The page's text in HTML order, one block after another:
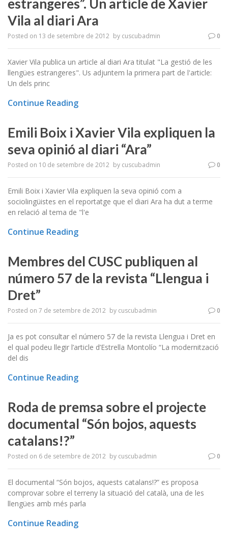
estrangeres”. Un article de Xavier
Vila al diari Ara
Posted on 13 de setembre de 2012 by cuscubadmin 0
Xavier Vila publica un article al diari Ara titulat "La gestió de les
llengües estrangeres". Us adjuntem la primera part de l'article:
Un dels princ
Continue Reading
Emili Boix i Xavier Vila expliquen la
seva opinió al diari “Ara”
Posted on 10 de setembre de 2012 by cuscubadmin 0
Emili Boix i Xavier Vila expliquen la seva opinió com a
sociolingüistes en el reportatge que el diari Ara ha dut a terme
en relació al tema de "l'e
Continue Reading
Membres del CUSC publiquen al
número 57 de la revista “Llengua i
Dret”
Posted on 7 de setembre de 2012 by cuscubadmin 0
Ja es pot consultar el número 57 de la revista Llengua i Dret en
el qual podeu llegir l’article d’Estrella Montolío “La modernització
del dis
Continue Reading
Roda de premsa sobre el projecte
documental “Són bojos, aquests
catalans!?”
Posted on 6 de setembre de 2012 by cuscubadmin 0
El documental “Són bojos, aquests catalans!?” es proposa
comprovar sobre el terreny la situació del català, una de les
llengües amb més parla
Continue Reading